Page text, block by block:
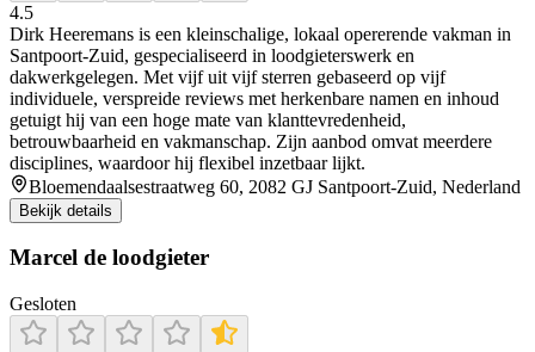
4.5
Dirk Heeremans is een kleinschalige, lokaal opererende vakman in
Santpoort‑Zuid, gespecialiseerd in loodgieterswerk en
dakwerkgelegen. Met vijf uit vijf sterren gebaseerd op vijf
individuele, verspreide reviews met herkenbare namen en inhoud
getuigt hij van een hoge mate van klanttevredenheid,
betrouwbaarheid en vakmanschap. Zijn aanbod omvat meerdere
disciplines, waardoor hij flexibel inzetbaar lijkt.
Bloemendaalsestraatweg 60, 2082 GJ Santpoort-Zuid, Nederland
Bekijk details
Marcel de loodgieter
Gesloten